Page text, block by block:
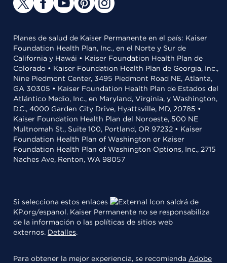
Planes de salud de Kaiser Permanente en el país: Kaiser
Foundation Health Plan, Inc., en el Norte y Sur de
California y Hawái • Kaiser Foundation Health Plan de
Colorado • Kaiser Foundation Health Plan de Georgia, Inc.,
Nine Piedmont Center, 3495 Piedmont Road NE, Atlanta,
GA 30305 • Kaiser Foundation Health Plan de Estados del
Atlántico Medio, Inc., en Maryland, Virginia, y Washington,
D.C., 4000 Garden City Drive, Hyattsville, MD, 20785 •
Kaiser Foundation Health Plan del Noroeste, 500 NE
Multnomah St., Suite 100, Portland, OR 97232 • Kaiser
Foundation Health Plan of Washington or Kaiser
Foundation Health Plan of Washington Options, Inc., 2715
Naches Ave, Renton, WA 98057
Si selecciona estos enlaces
saldrá de
KP.org/espanol. Kaiser Permanente no se responsabiliza
de la información o las políticas de sitios web
externos. Detalles.
Para obtener la mejor experiencia, se recomienda Adobe